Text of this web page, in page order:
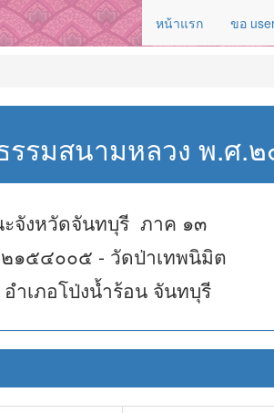
หน้าแรก ขอ
รรมสนามหลวง พ.ศ.
จังหวัดจันทบุรี ภาค ๑๓
๑๕๔๐๐๕ - วัดป่าเทพนิมิต
ำเภอโป่งน้ำร้อน จันทบุรี